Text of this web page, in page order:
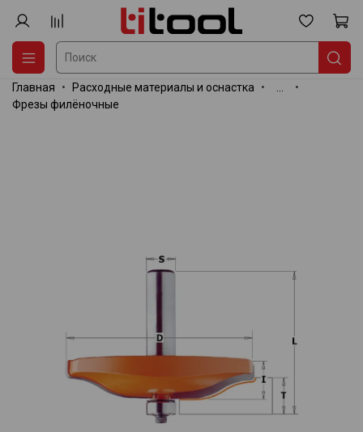
Главная Расходные материалы и оснастка
Фрезы филёночные